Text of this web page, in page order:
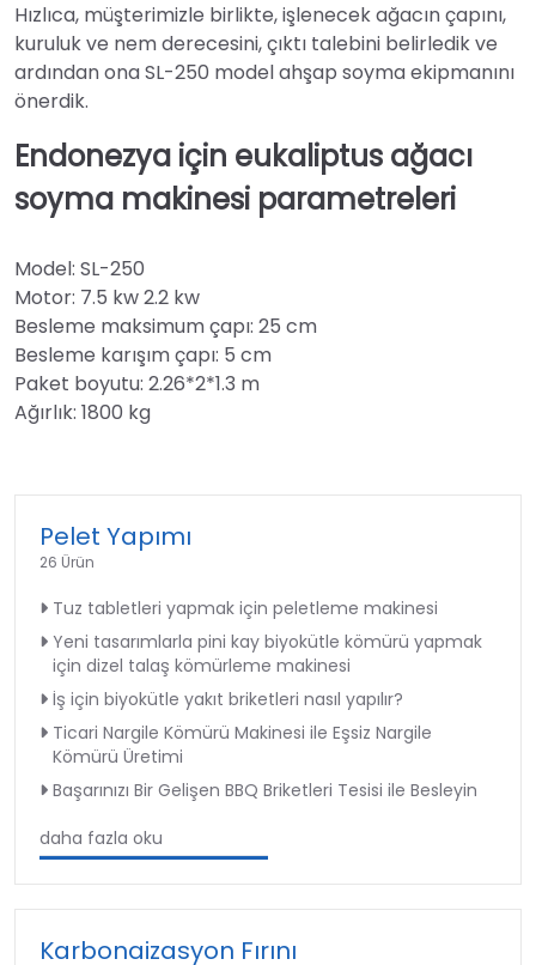
Hızlıca, müşterimizle birlikte, işlenecek ağacın çapını,
kuruluk ve nem derecesini, çıktı talebini belirledik ve
ardından ona SL-250 model ahşap soyma ekipmanını
önerdik.
Endonezya için eukaliptus ağacı
soyma makinesi parametreleri
Model: SL-250
Motor: 7.5 kw 2.2 kw
Besleme maksimum çapı: 25 cm
Besleme karışım çapı: 5 cm
Paket boyutu: 2.26*2*1.3 m
Ağırlık: 1800 kg
Pelet Yapımı
26 Ürün
Tuz tabletleri yapmak için peletleme makinesi
Yeni tasarımlarla pini kay biyokütle kömürü yapmak
için dizel talaş kömürleme makinesi
İş için biyokütle yakıt briketleri nasıl yapılır?
Ticari Nargile Kömürü Makinesi ile Eşsiz Nargile
Kömürü Üretimi
Başarınızı Bir Gelişen BBQ Briketleri Tesisi ile Besleyin
daha fazla oku
Karbonaizasyon Fırını